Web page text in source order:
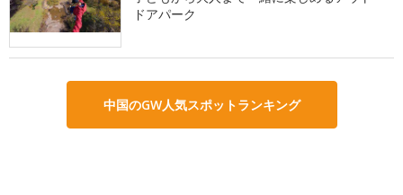
ドアパーク
中国のGW人気スポットランキング